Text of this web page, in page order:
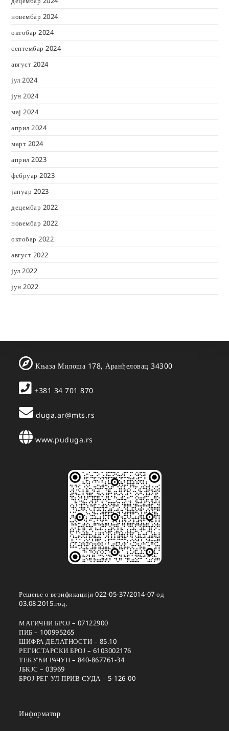
новембар 2024
октобар 2024
септембар 2024
август 2024
јул 2024
јун 2024
мај 2024
април 2024
март 2024
април 2023
фебруар 2023
јануар 2023
децембар 2022
новембар 2022
октобар 2022
август 2022
јул 2022
јун 2022
Књаза Милоша 178, Аранђеловац 34300
+381 34 701 870
duga.ar@mts.rs
www.puduga.rs
Решење о верификацији 022-05-37/2014-07 од
03.08.2015.год.
МАТИЧНИ БРОЈ – 07122900
ПИБ – 100995265
ШИФРА ДЕЛАТНОСТИ – 85.10
РЕГИСТАРСКИ БРОЈ – 6103002176
ТЕКУЋИ РАЧУН – 840-867761-34
ЈБКЈС – 03969
БРОЈ РЕГ УЛ ПРИВ СУДА – 5-126-00
Информатор